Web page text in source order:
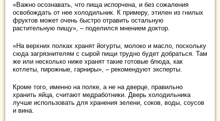
«Важно осознавать, что пища испорчена, и без сожаления
освобождать от нее холодильник. К примеру, этилен из гнилых
фруктов может очень быстро отравить остальную
растительную пищу», – поделился мнением доктор.
«На верхних полках хранят йогурты, молоко и масло, поскольку
сюда загрязнителям с сырой пищи трудно будет добраться. Там
же или несколько ниже хранят такие готовые блюда, как
котлеты, пирожные, гарниры», – рекомендуют эксперты.
Кроме того, именно на полке, а не на дверце, правильно
хранить яйца, считают медработники. Дверь холодильника
лучше использовать для хранения зелени, соков, воды, соусов
и вина.